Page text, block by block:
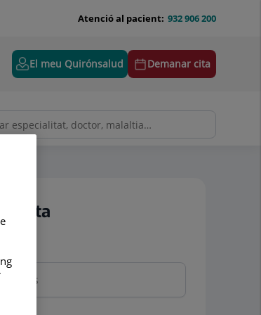
932 906 200
Atenció al pacient:
El meu Quirónsalud Demanar cita
cita